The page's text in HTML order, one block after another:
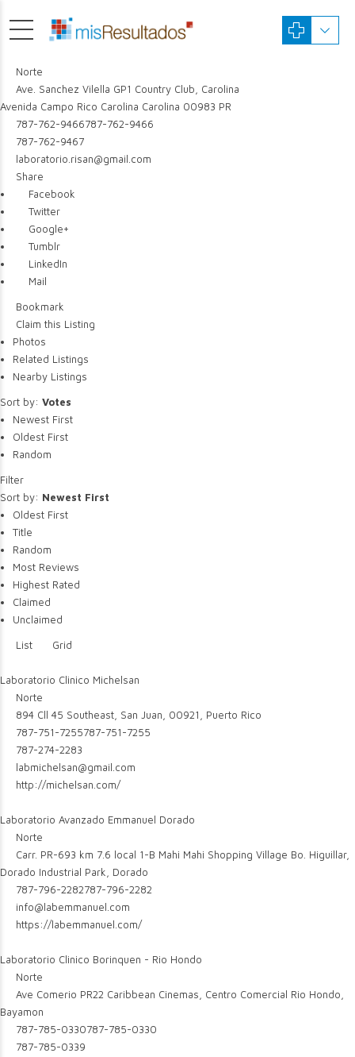
Norte
Ave. Sanchez Vilella GP1 Country Club, Carolina
Avenida Campo Rico Carolina Carolina 00983 PR
787-762-9466787-762-9466
787-762-9467
laboratorio.risan@gmail.com
Share
Facebook
Twitter
Google+
Tumblr
LinkedIn
Mail
Bookmark
Claim this Listing
Photos
Related Listings
Nearby Listings
Sort by: Votes
Newest First
Oldest First
Random
Filter
Sort by: Newest First
Oldest First
Title
Random
Most Reviews
Highest Rated
Claimed
Unclaimed
List
Grid
Laboratorio Clinico Michelsan
Norte
894 Cll 45 Southeast, San Juan, 00921, Puerto Rico
787-751-7255787-751-7255
787-274-2283
labmichelsan@gmail.com
http://michelsan.com/
Laboratorio Avanzado Emmanuel Dorado
Norte
Carr. PR-693 km 7.6 local 1-B Mahi Mahi Shopping Village Bo. Higuillar,
Dorado Industrial Park, Dorado
787-796-2282787-796-2282
info@labemmanuel.com
https://labemmanuel.com/
Laboratorio Clinico Borinquen - Rio Hondo
Norte
Ave Comerio PR22 Caribbean Cinemas, Centro Comercial Rio Hondo,
Bayamon
787-785-0330787-785-0330
787-785-0339